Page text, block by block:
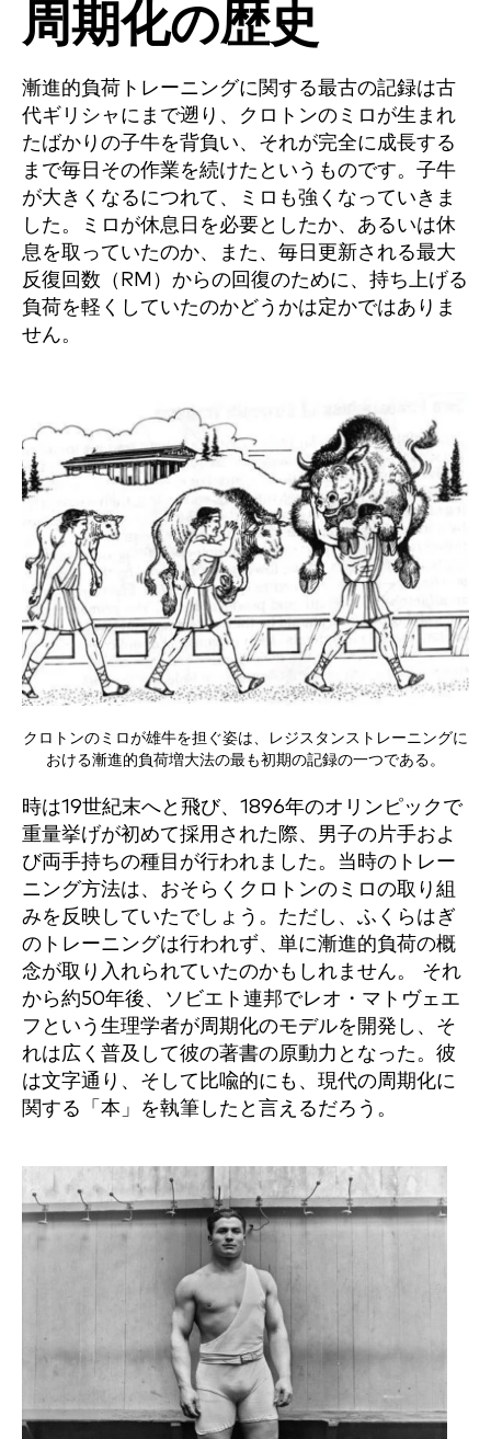
周期化の歴史
漸進的負荷トレーニングに関する最古の記録は古
代ギリシャにまで遡り、クロトンのミロが生まれ
たばかりの子牛を背負い、それが完全に成長する
まで毎日その作業を続けたというものです。子牛
が大きくなるにつれて、ミロも強くなっていきま
した。ミロが休息日を必要としたか、あるいは休
息を取っていたのか、また、毎日更新される最大
反復回数（RM）からの回復のために、持ち上げる
負荷を軽くしていたのかどうかは定かではありま
せん。
クロトンのミロが雄牛を担ぐ姿は、レジスタンストレーニングに
おける漸進的負荷増大法の最も初期の記録の一つである。
時は19世紀末へと飛び、1896年のオリンピックで
重量挙げが初めて採用された際、男子の片手およ
び両手持ちの種目が行われました。当時のトレー
ニング方法は、おそらくクロトンのミロの取り組
みを反映していたでしょう。ただし、ふくらはぎ
のトレーニングは行われず、単に漸進的負荷の概
念が取り入れられていたのかもしれません。 それ
から約50年後、ソビエト連邦でレオ・マトヴェエ
フという生理学者が周期化のモデルを開発し、そ
れは広く普及して彼の著書の原動力となった。彼
は文字通り、そして比喩的にも、現代の周期化に
関する「本」を執筆したと言えるだろう。